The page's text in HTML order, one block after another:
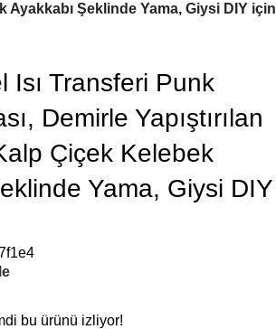
Ayakkabı Şeklinde Yama, Giysi DIY için
tıklayın
Isı Transferi Punk
Demirle Yapıştırılan
Çiçek Kelebek
Yama, Giysi DIY
bu ürünü izliyor!